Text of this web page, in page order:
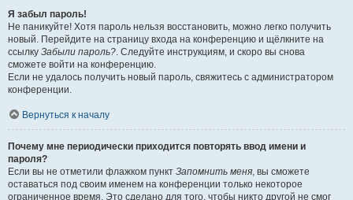
Я забыл пароль!
Не паникуйте! Хотя пароль нельзя восстановить, можно легко получить
новый. Перейдите на страницу входа на конференцию и щёлкните на
ссылку Забыли пароль?. Следуйте инструкциям, и скоро вы снова
сможете войти на конференцию.
Если не удалось получить новый пароль, свяжитесь с администратором
конференции.
Вернуться к началу
Почему мне периодически приходится повторять ввод имени и
пароля?
Если вы не отметили флажком пункт Запомнить меня, вы сможете
оставаться под своим именем на конференции только некоторое
ограниченное время. Это сделано для того, чтобы никто другой не смог